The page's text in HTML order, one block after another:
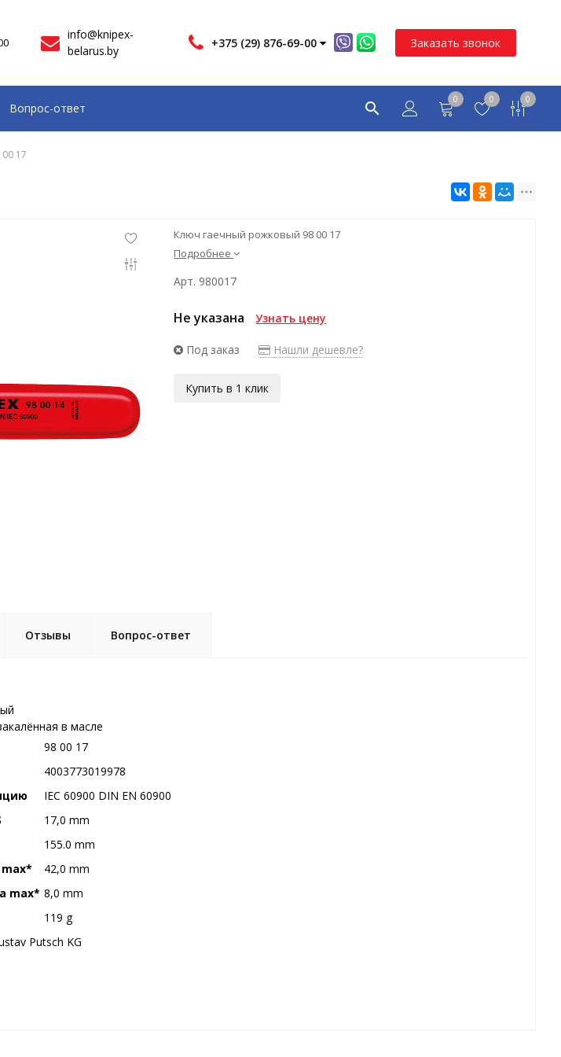
info@knipex-
belarus.by
+375 (29) 876-69-00 Заказать звонок
Вопрос-ответ
0 0 0
17
Ключ гаечный рожковый 98 00 17
Подробнее
Арт. 980017
Не указана Узнать цену
Под заказ Нашли дешевле?
Купить в 1 клик
Отзывы Вопрос-ответ
в масле
98 00 17
4003773019978
IEC 60900 DIN EN 60900
17,0 mm
155.0 mm
42,0 mm
max* 8,0 mm
119 g
Putsch KG